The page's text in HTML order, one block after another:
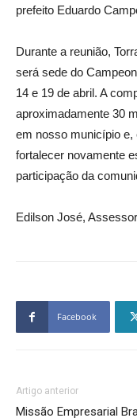
prefeito Eduardo
Durante a reunião,
será sede do
14 e 19 de abril. A
aproximadamente 30
em nosso município
fortalecer novamente
participação da
Edilson José,
Facebook
Artigo anterior
Missão Empresarial